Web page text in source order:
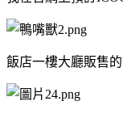
飯店一樓大廳販售